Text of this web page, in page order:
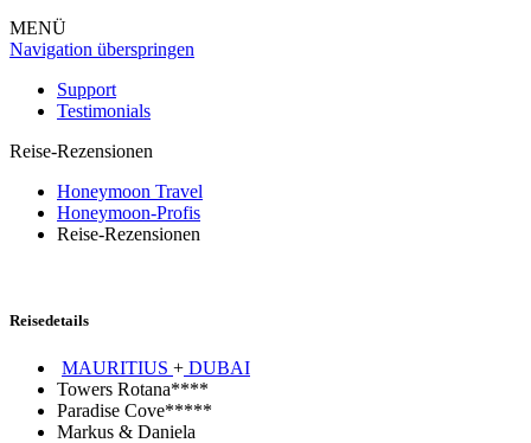
MENÜ
Navigation überspringen
Support
Testimonials
Reise-Rezensionen
Honeymoon Travel
Honeymoon-Profis
Reise-Rezensionen
Reisedetails
MAURITIUS + DUBAI
Towers Rotana****
Paradise Cove*****
Markus & Daniela